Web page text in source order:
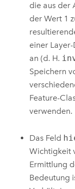
die aus der
der Wert 1
einer
an (d. H.
Speichern
Feature-
verwenden.
Das Feld
Wichtigkeit
Ermittlung
Bedeutung